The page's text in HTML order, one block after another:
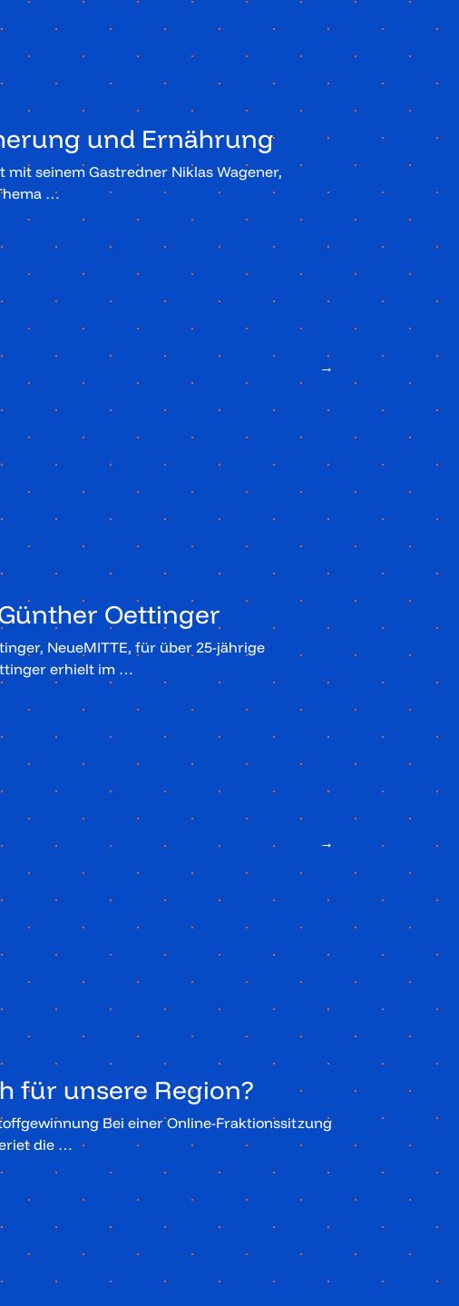
und Ernährung
seinem Gastredner Niklas Wagener,
…
→
Oettinger
NeueMITTE, für über 25-jährige
erhielt im …
→
für unsere Region?
Bei einer Online-Fraktionssitzung
die …